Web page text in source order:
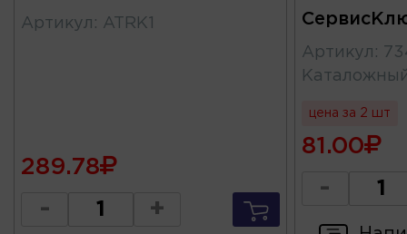
Артикул : ATRK1
289.78
- +
Артикул :
цена за 2 шт
81.00
-